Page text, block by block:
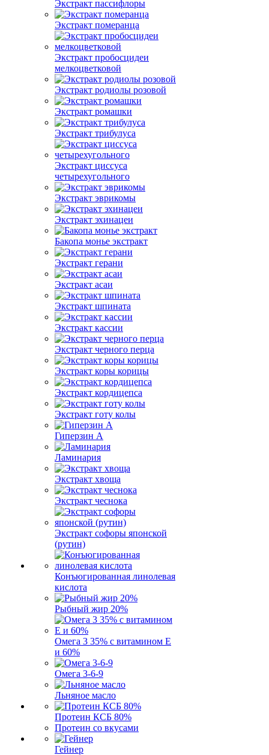
Экстракт пассифлоры
Экстракт померанца
Экстракт пробосцидеи
мелкоцветковой
Экстракт родиолы розовой
Экстракт ромашки
Экстракт трибулуса
Экстракт циссуса
четырехугольного
Экстракт эврикомы
Экстракт эхинацеи
Бакопа монье экстракт
Экстракт герани
Экстракт асаи
Экстракт шпината
Экстракт кассии
Экстракт черного перца
Экстракт коры корицы
Экстракт кордицепса
Экстракт готу колы
Гиперзин А
Ламинария
Экстракт хвоща
Экстракт чеснока
Экстракт софоры японской
(рутин)
Конъюгированная линолевая
кислота
Рыбный жир 20%
Омега 3 35% с витамином Е
и 60%
Омега 3-6-9
Льняное масло
Протеин КСБ 80%
Протеин со вкусами
Гейнер